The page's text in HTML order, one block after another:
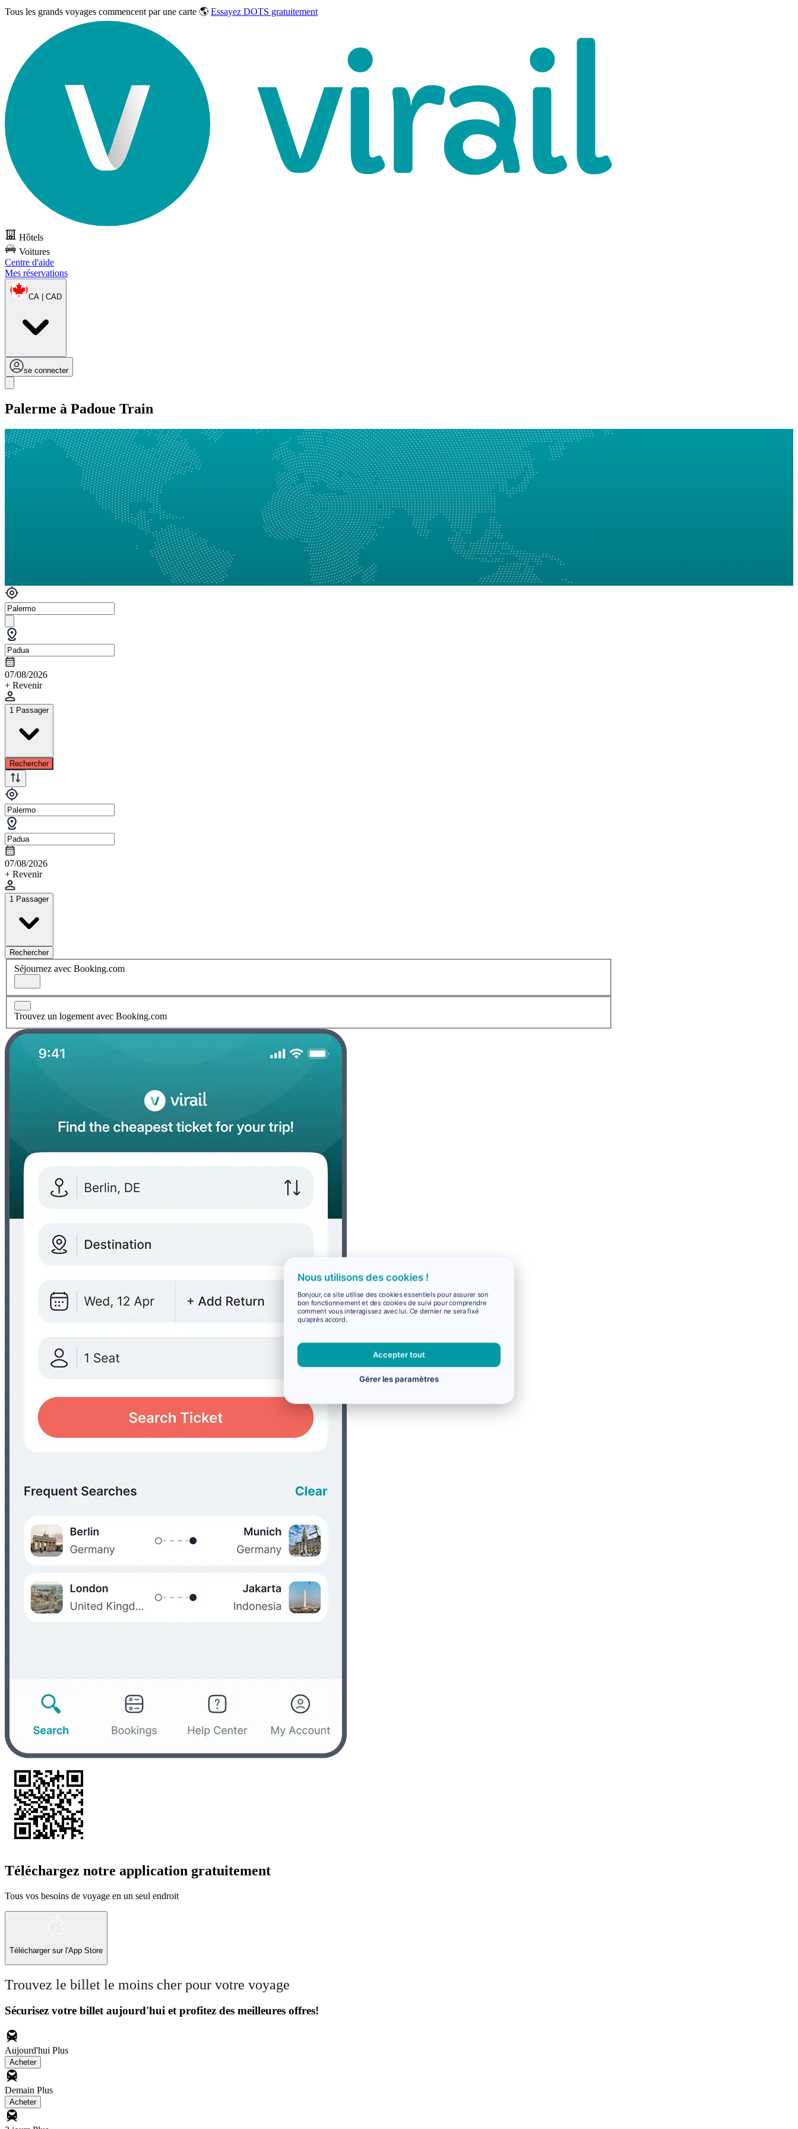
Tous les grands voyages commencent par une carte 🌎 Essayez DOTS gratuitement
Hôtels
Voitures
Centre d'aide
Mes réservations
CA | CAD
se connecter
Palerme à Padoue Train
07/08/2026
+ Revenir
1 Passager
Rechercher
07/08/2026
+ Revenir
1 Passager
Rechercher
Séjournez avec Booking.com
Trouvez un logement avec Booking.com
Téléchargez notre application gratuitement
Tous vos besoins de voyage en un seul endroit
Télécharger sur l'App Store
Trouvez le billet le moins cher pour votre voyage
Sécurisez votre billet aujourd'hui et profitez des meilleures offres!
Aujourd'hui Plus
Acheter
Demain Plus
Acheter
Nous utilisons des cookies !
Bonjour, ce site utilise des cookies essentiels pour assurer son
bon fonctionnement et des cookies de suivi pour comprendre
comment vous interagissez avec lui. Ce dernier ne sera fixé
qu'après accord.
Accepter tout
Gérer les paramètres